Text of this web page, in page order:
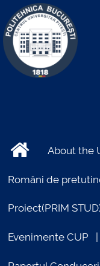
About the
Români de
Proiect(PRIM
Evenimente CUP